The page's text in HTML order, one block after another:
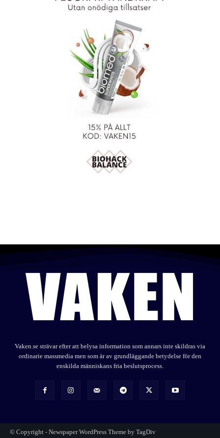
Vaken.se strävar efter att belysa information som annars inte skildras via
ordinarie massmedia men som är av grundläggande betydelse för den
enskilda människans fria beslutsprocess.
© Copyright - Newspaper WordPress Theme by TagDiv